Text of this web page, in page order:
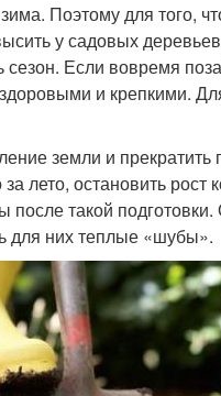
Поэтому для того,
у садовых деревьев
Если вовремя
и крепкими.
земли и
лето, остановить
такой
для них теплые «шубы».